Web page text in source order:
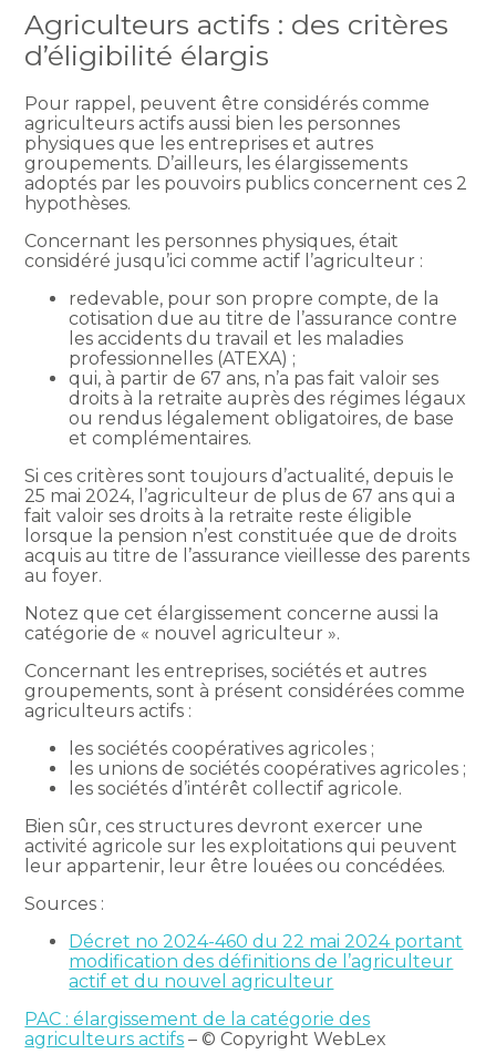
Agriculteurs actifs : des critères
d’éligibilité élargis
Pour rappel, peuvent être considérés comme
agriculteurs actifs aussi bien les personnes
physiques que les entreprises et autres
groupements. D’ailleurs, les élargissements
adoptés par les pouvoirs publics concernent ces 2
hypothèses.
Concernant les personnes physiques, était
considéré jusqu’ici comme actif l’agriculteur :
redevable, pour son propre compte, de la
cotisation due au titre de l’assurance contre
les accidents du travail et les maladies
professionnelles (ATEXA) ;
qui, à partir de 67 ans, n’a pas fait valoir ses
droits à la retraite auprès des régimes légaux
ou rendus légalement obligatoires, de base
et complémentaires.
Si ces critères sont toujours d’actualité, depuis le
25 mai 2024, l’agriculteur de plus de 67 ans qui a
fait valoir ses droits à la retraite reste éligible
lorsque la pension n’est constituée que de droits
acquis au titre de l’assurance vieillesse des parents
au foyer.
Notez que cet élargissement concerne aussi la
catégorie de « nouvel agriculteur ».
Concernant les entreprises, sociétés et autres
groupements, sont à présent considérées comme
agriculteurs actifs :
les sociétés coopératives agricoles ;
les unions de sociétés coopératives agricoles ;
les sociétés d’intérêt collectif agricole.
Bien sûr, ces structures devront exercer une
activité agricole sur les exploitations qui peuvent
leur appartenir, leur être louées ou concédées.
Sources :
Décret no 2024-460 du 22 mai 2024 portant
modification des définitions de l’agriculteur
actif et du nouvel agriculteur
PAC : élargissement de la catégorie des
agriculteurs actifs – © Copyright WebLex